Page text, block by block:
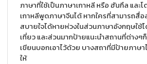
ภาษาที่ใช้เป็นภาษาเกาหลี หรือ ฮันกึล และ
เกาหลีพูดภาษาจีนได้ หากใครที่สามารถสื่
สบายใจได้หายห่วงในส่วนภาษาอังกฤษใช้
เที่ยว และส่วนมากป้ายแนะนำสถานที่ต่างๆ
เขียนบอกเอาไว้ด้วย บางสถาที่มีป้ายภาษ
ให้